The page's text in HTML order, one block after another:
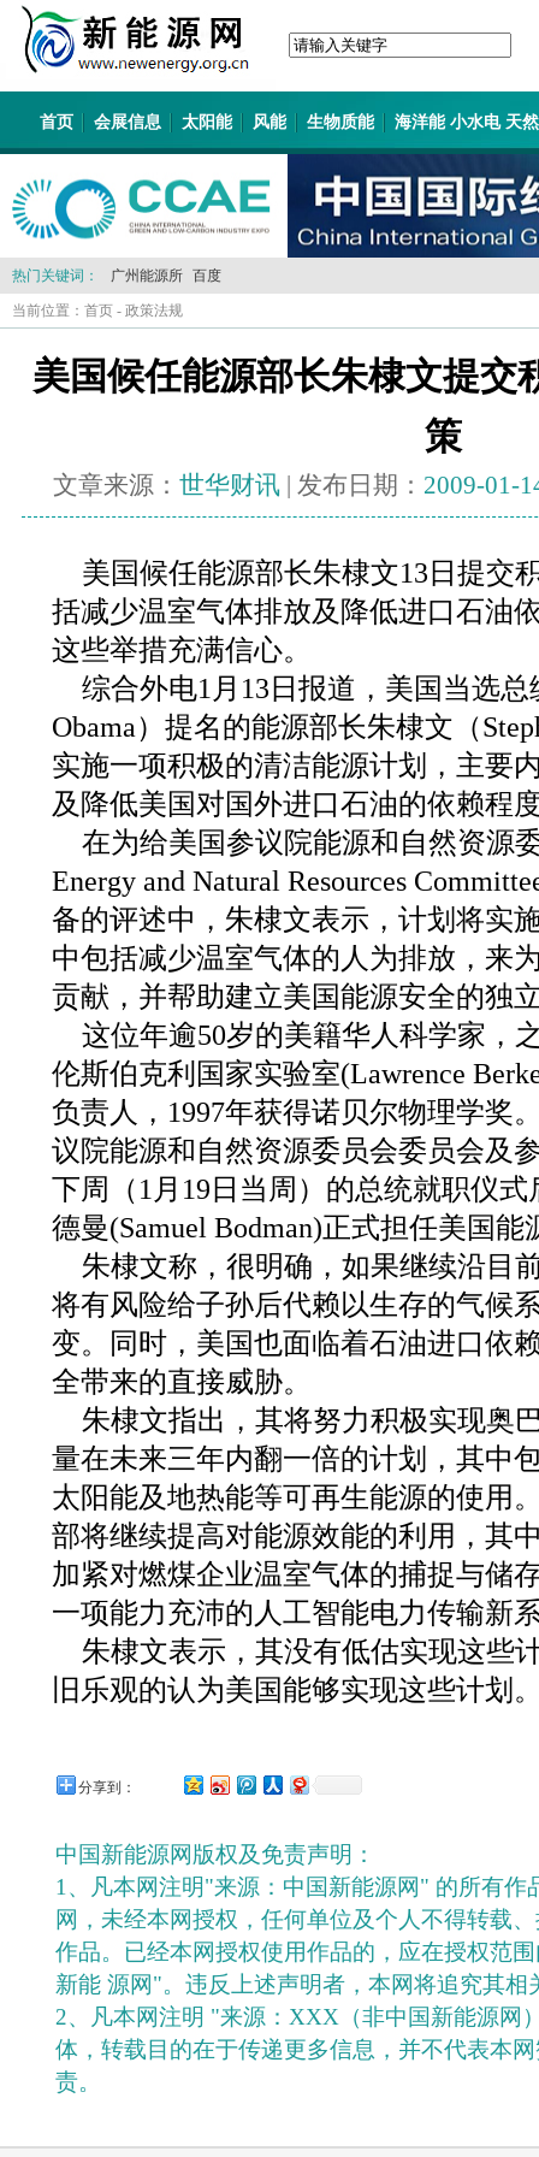
首页 会展信息 太阳能 风能 生物质能 海洋能 小水电 天
热门关键词： 广州能源所 百度
当前位置： 首页 - 政策法规
美国候任能源部长朱棣文提交
策
文章来源： 世华财讯 | 发布日期： 2009-01-
美国候任能源部长朱棣文13日提交
括减少温室气体排放及降低进口石油
这些举措充满信心。
综合外电1月13日报道，美国当选总
Obama）提名的能源部长朱棣文（
实施一项积极的清洁能源计划，主要
及降低美国对国外进口石油的依赖程
在为给美国参议院能源和自然资源
Energy and Natural Resources
备的评述中，朱棣文表示，计划将实
中包括减少温室气体的人为排放，来
贡献，并帮助建立美国能源安全的独
这位年逾50岁的美籍华人科学家，
伦斯伯克利国家实验室(Lawrence
负责人，1997年获得诺贝尔物理学奖
议院能源和自然资源委员会委员会及
下周（1月19日当周）的总统就职仪
德曼(Samuel Bodman)正式担任美国能
朱棣文称，很明确，如果继续沿目
将有风险给子孙后代赖以生存的气候
变。同时，美国也面临着石油进口依
全带来的直接威胁。
朱棣文指出，其将努力积极实现奥
量在未来三年内翻一倍的计划，其中
太阳能及地热能等可再生能源的使用
部将继续提高对能源效能的利用，其
加紧对燃煤企业温室气体的捕捉与储
一项能力充沛的人工智能电力传输新
朱棣文表示，其没有低估实现这些
旧乐观的认为美国能够实现这些计划
分享到：
中国新能源网版权及免责声明：
1、凡本网注明"来源：中国新能源网" 的所有作
网，未经本网授权，任何单位及个人不得转载
作品。已经本网授权使用作品的，应在授权范
新能 源网"。违反上述声明者，本网将追究其相
2、凡本网注明 "来源：XXX（非中国新能源网
体，转载目的在于传递更多信息，并不代表本
责。